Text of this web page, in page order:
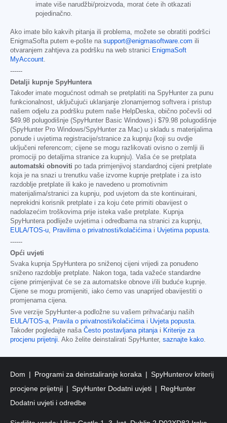
imate više narudžbi/proizvoda, morat ćete ih otkazati
pojedinačno.
Ako imate bilo kakvih pitanja ili problema, možete se obratiti podršci
EnigmaSofta putem e-pošte na support@enigmasoftware.com ili
otvaranjem zahtjeva za podršku na web stranici EnigmaSoft
MyAccount
------
Detalji kupnje SpyHuntera
Također imate mogućnost odmah se pretplatiti na SpyHunter za punu
funkcionalnost, uključujući uklanjanje zlonamjernog softvera i pristup
našem odjelu za podršku putem naše HelpDeska, obično počevši od
$49.98 polugodišnje (SpyHunter Basic Windows) i $79.98 polugodišnje
(SpyHunter Pro Windows/SpyHunter za Mac) u skladu s materijalima
ponude i uvjetima registracije/stranice za kupnju (koji su ovdje
uključeni referencom; cijene se mogu razlikovati ovisno o zemlji ili
promociji po detaljima stranice za kupnju). Vaša će se pretplata
automatski obnoviti po tada primjenjivoj standardnoj cijeni pretplate
koja je na snazi u trenutku vaše izvorne kupnje pretplate i za isto
razdoblje pretplate ili kako je navedeno u promotivnim
materijalima/stranici za kupnju, pod uvjetom da ste kontinuirani,
neprekidni korisnik pretplate i za koju ćete primiti obavijest o
nadolazećim troškovima prije isteka vaše pretplate. Kupnja
SpyHuntera podliježe uvjetima i odredbama na stranici za kupnju,
EULA/TOS-u
Pravilima o privatnosti/kolačićima i Uvjetima popusta
------
Opći uvjeti
Svaka kupnja SpyHuntera po sniženoj cijeni vrijedi za ponuđeno
sniženo razdoblje pretplate. Nakon toga, tada važeće standardne
cijene primjenjivat će se za automatske obnove i/ili buduće kupnje.
Cijene se mogu promijeniti, iako ćemo vas unaprijed obavijestiti o
promjenama cijena.
Sve verzije SpyHunter-a podložne su vašem prihvaćanju naših
EULA/TOS-a
Pravila o privatnosti/kolačićima i Uvjeta popusta
Također pogledajte naša Često postavljana pitanja i Kriterije za
procjenu prijetnji . Ako želite deinstalirati SpyHunter, saznajte kako
Dom Programi za deinstaliranje koraka
SpyHunterov kriterij
procjene prijetnji
SpyHunter Dodatni uvjeti
RegHunter
Dodatni uvjeti i odredbe